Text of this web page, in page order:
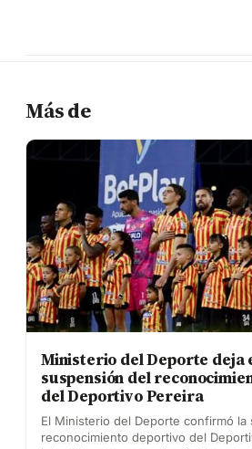
Más de
Ministerio del Deporte deja
suspensión del
del Deportivo Pereira
El Ministerio del Deporte confirmó la
reconocimiento deportivo del